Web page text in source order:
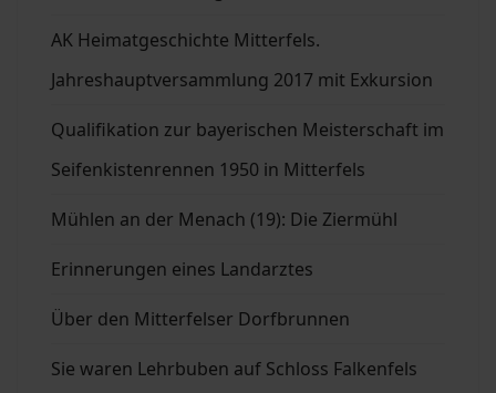
AK Heimatgeschichte Mitterfels.
Jahreshauptversammlung 2017 mit Exkursion
Qualifikation zur bayerischen Meisterschaft im
Seifenkistenrennen 1950 in Mitterfels
Mühlen an der Menach (19): Die Ziermühl
Erinnerungen eines Landarztes
Über den Mitterfelser Dorfbrunnen
Sie waren Lehrbuben auf Schloss Falkenfels